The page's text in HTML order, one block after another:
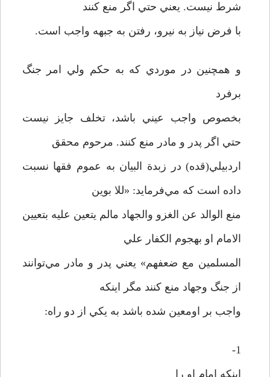
شرط نيست. يعني حتي اگر منع کنند
با فرض نياز به نيرو، رفتن به جبهه واجب است.
و همچنين در موردي که به حکم ولي امر جنگ
برفرد
بخصوص واجب عيني باشد، تخلف جايز نيست
حتي اگر پدر و مادر منع کنند. مرحوم محقق
اردبيلي(قده) در زبدة البيان به عموم فقها نسبت
داده است که مي‌فرمايد: «للا بوين
منع الوالد عن الغزو والجهاد مالم يتعين عليه بتعيين
الامام او بهجوم الکفار علي
المسلمين مع ضعفهم» يعني پدر و مادر مي‌توانند
از جنگ وجهاد منع کنند مگر اينکه
واجب بر اومعين شده باشد به يکي از دو راه:
1-
اينکه امام او را